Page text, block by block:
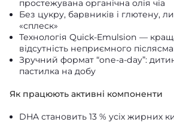
простежувана органічна олія чіа
Без цукру, барвників і глютену,
«сплеск»
Технологія Quick-Emulsion —
відсутність неприємного
Зручний формат “one-a-day”:
пастилка на добу
Як працюють активні компоненти
DHA становить 13 % усіх жирних